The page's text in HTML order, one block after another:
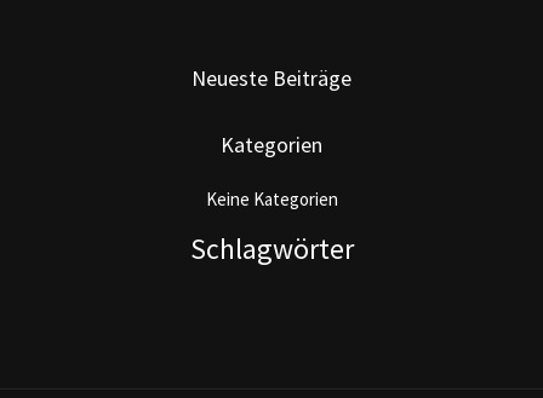
Neueste Beiträge
Kategorien
Keine Kategorien
Schlagwörter